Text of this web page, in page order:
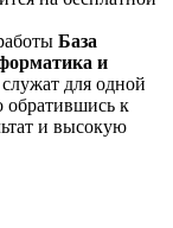
База
и
для одной
к
и высокую